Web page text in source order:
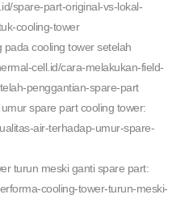
spare-part-original-vs-lokal-
cooling-tower
cooling tower setelah
cell.id/cara-melakukan-field-
penggantian-spare-part
spare part cooling tower:
air-terhadap-umur-spare-
turun meski ganti spare part:
cooling-tower-turun-meski-